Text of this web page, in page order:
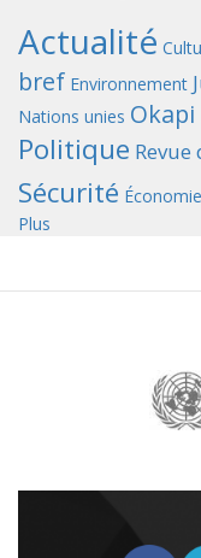
Actualité
bref Environnement
Nations unies Okapi
Politique Revue
Sécurité Économie
Plus